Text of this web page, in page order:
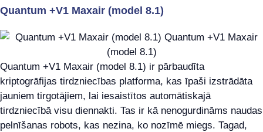
Quantum +V1 Maxair (model 8.1)
Quantum +V1 Maxair (model 8.1) ir pārbaudīta
kriptogrāfijas tirdzniecības platforma, kas īpaši izstrādāta
jauniem tirgotājiem, lai iesaistītos automātiskajā
tirdzniecībā visu diennakti. Tas ir kā nenogurdināms naudas
pelnīšanas robots, kas nezina, ko nozīmē miegs. Tagad,